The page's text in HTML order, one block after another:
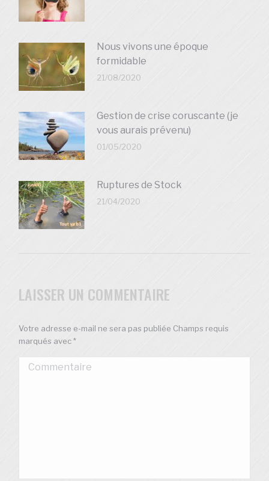
Nous vivons une époque
formidable
21/08/2020
Gestion de crise coruscante (je
vous aurais prévenu)
01/05/2020
Ruptures de Stock
21/04/2020
LAISSER UN COMMENTAIRE
Votre adresse e-mail ne sera pas publiée Champs requis
marqués avec*
Commentaire